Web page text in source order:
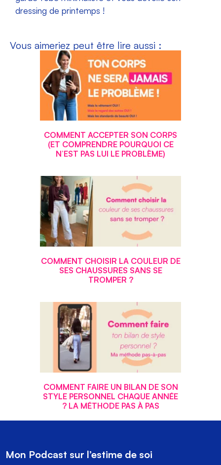
dressing de printemps !
Vous aimeriez peut être lire aussi :
COMMENT ACCEPTER SON CORPS
(ET COMPRENDRE POURQUOI CE
N’EST PAS LUI LE PROBLÈME)
COMMENT CHOISIR LA COULEUR DE
SES CHAUSSURES SANS SE
TROMPER ?
COMMENT FAIRE UN BILAN DE SON
STYLE PERSONNEL CHAQUE ANNÉE
? LA MÉTHODE PAS À PAS
Mon Podcast sur l’estime de soi